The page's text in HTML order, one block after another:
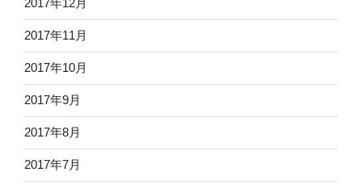
2017年12月
2017年11月
2017年10月
2017年9月
2017年8月
2017年7月